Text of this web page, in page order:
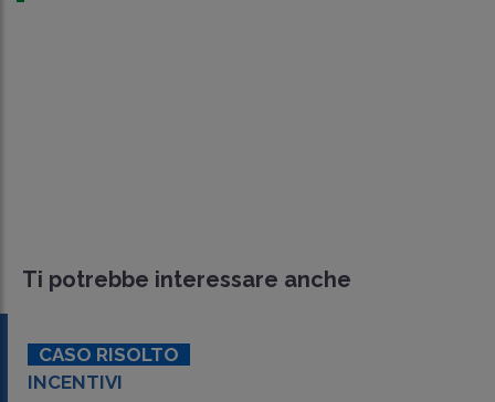
Ti potrebbe interessare anche
CASO RISOLTO
INCENTIVI